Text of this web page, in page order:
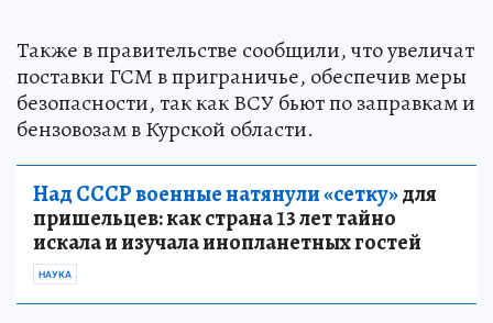
Также в правительстве сообщили, что увеличат
поставки ГСМ в приграничье, обеспечив меры
безопасности, так как ВСУ бьют по заправкам и
бензовозам в Курской области.
Над СССР военные натянули «сетку»для
пришельцев: как страна 13 лет тайно
искала и изучала инопланетных гостей
НАУКА